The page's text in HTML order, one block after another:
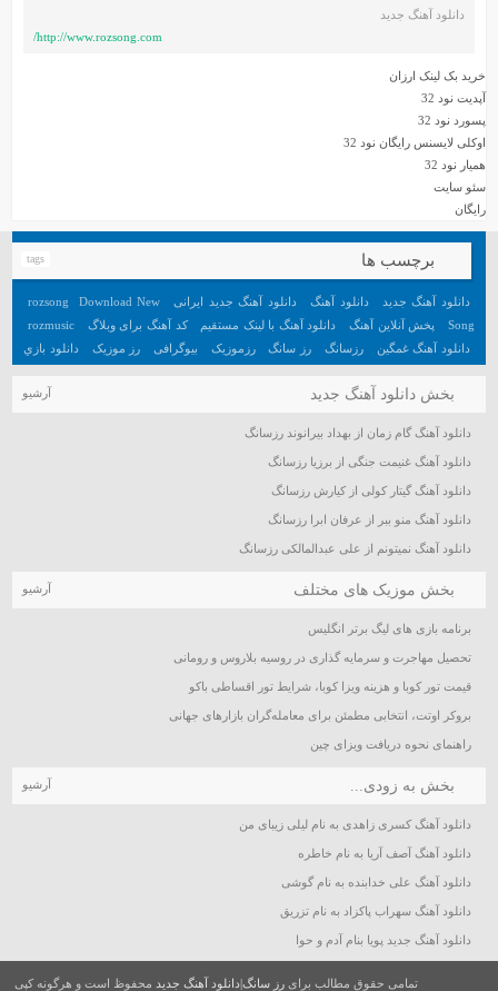
دانلود آهنگ جدید
http://www.rozsong.com/
خرید بک لینک ارزان
آپدیت نود 32
پسورد نود 32
اوکلی لایسنس رایگان نود 32
همیار نود 32
سئو سایت
رایگان
برچسب ها tags
دانلود آهنگ جدید دانلود آهنگ دانلود آهنگ جدید ایرانی rozsong
Download New
Song
پخش آنلاین آهنگ دانلود آهنگ با لینک مستقیم کد آهنگ برای وبلاگ
rozmusic
دانلود آهنگ غمگین
رزسانگ رز سانگ رزموزیک بیوگرافی رز موزیک
دانلود بازي
بخش دانلود آهنگ جدید آرشیو
دانلود آهنگ گام زمان از بهداد بیرانوند رزسانگ
دانلود آهنگ غنیمت جنگی از برزیا رزسانگ
دانلود آهنگ گیتار کولی از کیارش رزسانگ
دانلود آهنگ منو ببر از عرفان ابرا رزسانگ
دانلود آهنگ نمیتونم از علی عبدالمالکی رزسانگ
بخش موزیک های مختلف آرشیو
برنامه بازی های لیگ برتر انگلیس
تحصیل مهاجرت و سرمایه گذاری در روسیه بلاروس و رومانی
قیمت تور کوبا و هزینه ویزا کوبا، شرایط تور اقساطی باکو
بروکر اوتت، انتخابی مطمئن برای معامله‌گران بازارهای جهانی
راهنمای نحوه دریافت ویزای چین
بخش به زودی... آرشیو
دانلود آهنگ کسری زاهدی به نام لیلی زیبای من
دانلود آهنگ آصف آریا به نام خاطره
دانلود آهنگ علی خدابنده به نام گوشی
دانلود آهنگ سهراب پاکزاد به نام تزریق
دانلود آهنگ جدید پویا بنام آدم و حوا
تمامی حقوق مطالب برایرز سانگ|دانلود آهنگ جدید محفوظ است و هرگونه کپی